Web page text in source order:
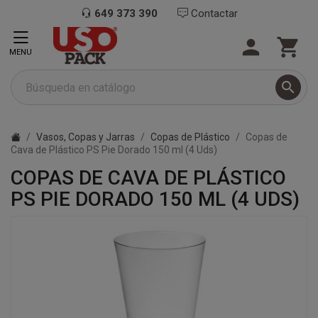
649 373 390 Contactar

 
MENU
Vasos, Copas y Jarras Copas de Plástico
Copas de
Cava de Plástico PS Pie Dorado 150 ml (4 Uds)
COPAS DE CAVA DE PLÁSTICO
PS PIE DORADO 150 ML (4 UDS)